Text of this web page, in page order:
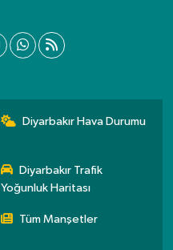
Diyarbakır Hava Durumu
Diyarbakır Trafik
Yoğunluk Haritası
Tüm Manşetler